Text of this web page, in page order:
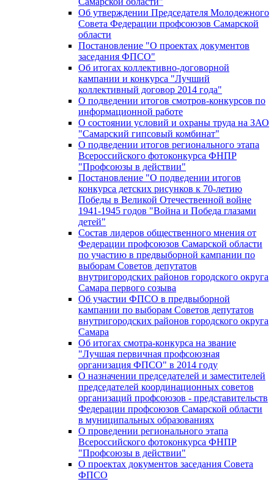
Об утверждении Председателя Молодежного
Совета Федерации профсоюзов Самарской
области
Постановление "О проектах документов
заседания ФПСО"
Об итогах коллективно-договорной
кампании и конкурса "Лучший
коллективный договор 2014 года"
О подведении итогов смотров-конкурсов по
информационной работе
О состоянии условий и охраны труда на ЗАО
"Самарский гипсовый комбинат"
О подведении итогов регионального этапа
Всероссийского фотоконкурса ФНПР
"Профсоюзы в действии"
Постановление "О подведении итогов
конкурса детских рисунков к 70-летию
Победы в Великой Отечественной войне
1941-1945 годов "Война и Победа глазами
детей"
Состав лидеров общественного мнения от
Федерации профсоюзов Самарской области
по участию в предвыборной кампании по
выборам Советов депутатов
внутригородских районов городского округа
Самара первого созыва
Об участии ФПСО в предвыборной
кампании по выборам Советов депутатов
внутригородских районов городского округа
Самара
Об итогах смотра-конкурса на звание
"Лучшая первичная профсоюзная
организация ФПСО" в 2014 году
О назначении председателей и заместителей
председателей координационных советов
организаций профсоюзов - представительств
Федерации профсоюзов Самарской области
в муниципальных образованиях
О проведении регионального этапа
Всероссийского фотоконкурса ФНПР
"Профсоюзы в действии"
О проектах документов заседания Совета
ФПСО